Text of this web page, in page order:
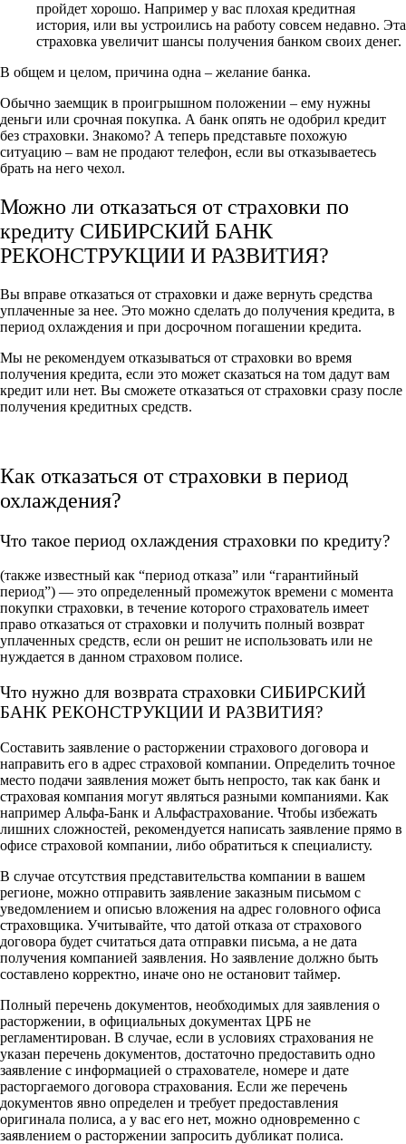
пройдет хорошо. Например у вас плохая кредитная
история, или вы устроились на работу совсем недавно. Эта
страховка увеличит шансы получения банком своих денег.
В общем и целом, причина одна – желание банка.
Обычно заемщик в проигрышном положении – ему нужны
деньги или срочная покупка. А банк опять не одобрил кредит
без страховки. Знакомо? А теперь представьте похожую
ситуацию – вам не продают телефон, если вы отказываетесь
брать на него чехол.
Можно ли отказаться от страховки по
кредиту СИБИРСКИЙ БАНК
РЕКОНСТРУКЦИИ И РАЗВИТИЯ?
Вы вправе отказаться от страховки и даже вернуть средства
уплаченные за нее. Это можно сделать до получения кредита, в
период охлаждения и при досрочном погашении кредита.
Мы не рекомендуем отказываться от страховки во время
получения кредита, если это может сказаться на том дадут вам
кредит или нет. Вы сможете отказаться от страховки сразу после
получения кредитных средств.
Как отказаться от страховки в период
охлаждения?
Что такое период охлаждения страховки по кредиту?
(также известный как “период отказа” или “гарантийный
период”) — это определенный промежуток времени с момента
покупки страховки, в течение которого страхователь имеет
право отказаться от страховки и получить полный возврат
уплаченных средств, если он решит не использовать или не
нуждается в данном страховом полисе.
Что нужно для возврата страховки СИБИРСКИЙ
БАНК РЕКОНСТРУКЦИИ И РАЗВИТИЯ?
Составить заявление о расторжении страхового договора и
направить его в адрес страховой компании. Определить точное
место подачи заявления может быть непросто, так как банк и
страховая компания могут являться разными компаниями. Как
например Альфа-Банк и Альфастрахование. Чтобы избежать
лишних сложностей, рекомендуется написать заявление прямо в
офисе страховой компании, либо обратиться к специалисту.
В случае отсутствия представительства компании в вашем
регионе, можно отправить заявление заказным письмом с
уведомлением и описью вложения на адрес головного офиса
страховщика. Учитывайте, что датой отказа от страхового
договора будет считаться дата отправки письма, а не дата
получения компанией заявления. Но заявление должно быть
составлено корректно, иначе оно не остановит таймер.
Полный перечень документов, необходимых для заявления о
расторжении, в официальных документах ЦРБ не
регламентирован. В случае, если в условиях страхования не
указан перечень документов, достаточно предоставить одно
заявление с информацией о страхователе, номере и дате
расторгаемого договора страхования. Если же перечень
документов явно определен и требует предоставления
оригинала полиса, а у вас его нет, можно одновременно с
заявлением о расторжении запросить дубликат полиса.